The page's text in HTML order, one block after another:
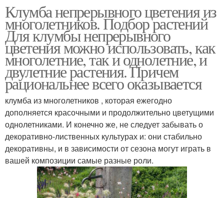
Клумба непрерывного цветения из
многолетников. Подбор растений
Для клумбы непрерывного
цветения можно использовать, как
многолетние, так и однолетние, и
двулетние растения. Причем
рациональнее всего оказывается
клумба из многолетников , которая ежегодно
дополняется красочными и продолжительно цветущими
однолетниками. И конечно же, не следует забывать о
декоративно-лиственных культурах и: они стабильно
декоративны, и в зависимости от сезона могут играть в
вашей композиции самые разные роли.